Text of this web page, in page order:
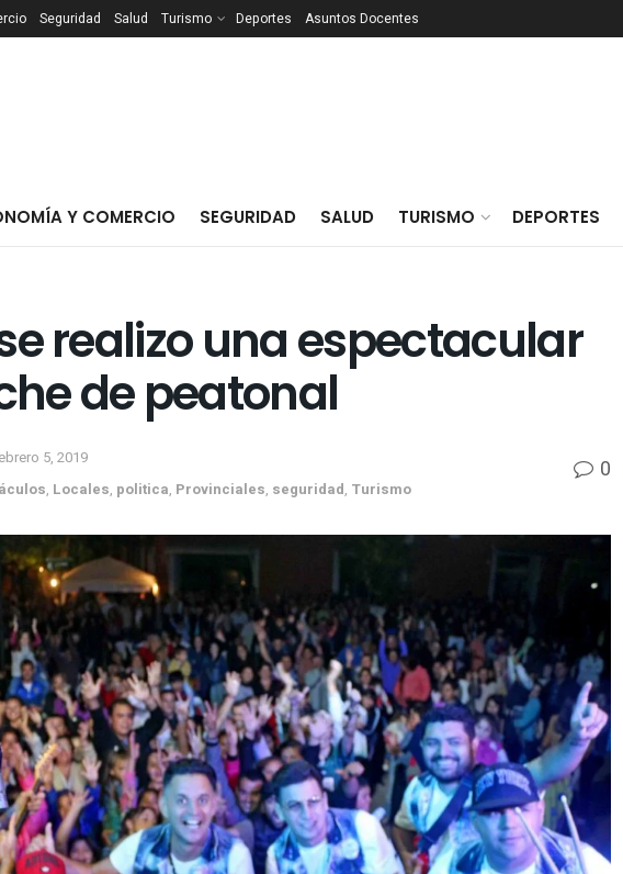
Seguridad Salud Turismo Deportes Asuntos Docentes
Y COMERCIO SEGURIDAD SALUD TURISMO DEPORTES
se realizo una espectacular
de peatonal
5, 2019
, Locales, politica, Provinciales, seguridad, Turismo
0